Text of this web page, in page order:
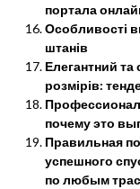
портала
Особливості
штанів
Елегантний та
розмірів:
почему это
Правильная
успешного
по любым